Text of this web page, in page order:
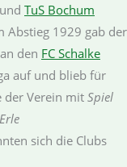
und TuS Bochum
Abstieg 1929 gab der
den FC Schalke
auf und blieb für
der Verein mit Spiel
sich die Clubs